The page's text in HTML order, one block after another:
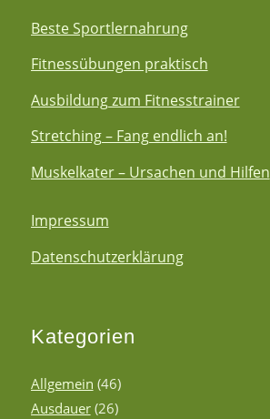
Beste Sportlernahrung
Fitnessübungen praktisch
Ausbildung zum Fitnesstrainer
Stretching – Fang endlich an!
Muskelkater – Ursachen und Hilfen
Impressum
Datenschutzerklärung
Kategorien
Allgemein (46)
Ausdauer(26)